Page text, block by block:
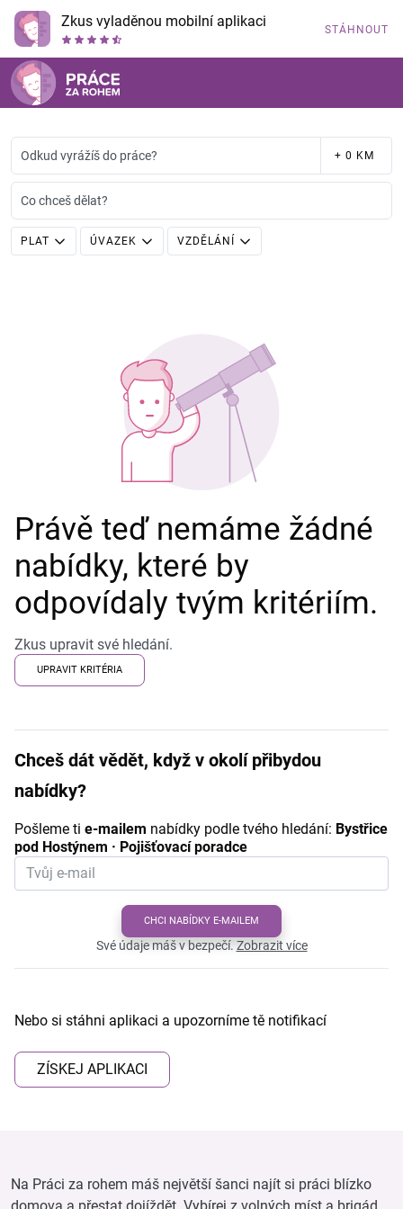
Zkus vyladěnou mobilní aplikaci STÁHNOUT
Odkud vyrážíš do práce? + 0 KM
Co chceš dělat?
PLAT ÚVAZEK VZDĚLÁNÍ
Právě teď nemáme žádné
nabídky, které by
odpovídaly tvým kritériím.
Zkus upravit své hledání.
UPRAVIT KRITÉRIA
Chceš dát vědět, když v okolí přibydou
nabídky?
Pošleme ti e-mailem nabídky podle tvého hledání: Bystřice
pod Hostýnem · Pojišťovací poradce
CHCI NABÍDKY E-MAILEM
Své údaje máš v bezpečí.Zobrazit více
Nebo si stáhni aplikaci a upozorníme tě notifikací
ZÍSKEJ APLIKACI
Na Práci za rohem máš největší šanci najít si práci blízko
domova a přestat dojíždět. Vybírej z volných míst a brigád